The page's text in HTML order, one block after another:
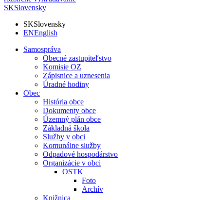
SKSlovensky
SKSlovensky
ENEnglish
Samospráva
Obecné zastupiteľstvo
Komisie OZ
Zápisnice a uznesenia
Úradné hodiny
Obec
História obce
Dokumenty obce
Územný plán obce
Základná škola
Služby v obci
Komunálne služby
Odpadové hospodárstvo
Organizácie v obci
OSTK
Foto
Archív
Knižnica